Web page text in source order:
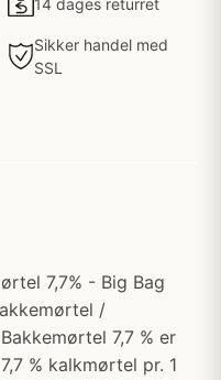
Sikker handel med
SSL
7,7% - Big Bag
/
7,7 % er
% kalkmørtel pr. 1